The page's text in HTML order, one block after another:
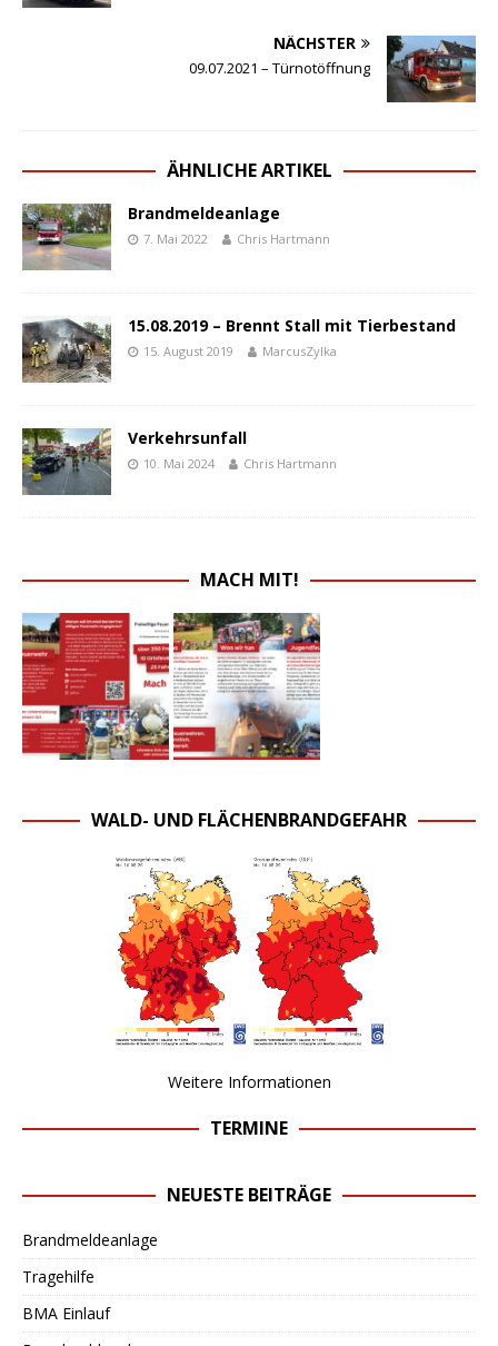
NÄCHSTER
09.07.2021 – Türnotöffnung
ÄHNLICHE ARTIKEL
Brandmeldeanlage
7. Mai 2022 Chris Hartmann
15.08.2019 – Brennt Stall mit Tierbestand
15. August 2019 MarcusZylka
Verkehrsunfall
10. Mai 2024 Chris Hartmann
MACH MIT!
WALD- UND FLÄCHENBRANDGEFAHR
Weitere Informationen
TERMINE
NEUESTE BEITRÄGE
Brandmeldeanlage
Tragehilfe
BMA Einlauf